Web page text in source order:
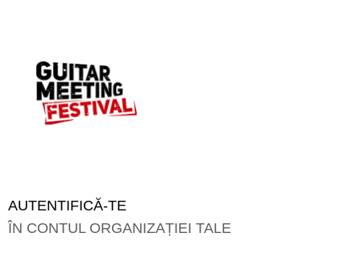
AUTENTIFICĂ-TE
ÎN CONTUL ORGANIZAȚIEI TALE